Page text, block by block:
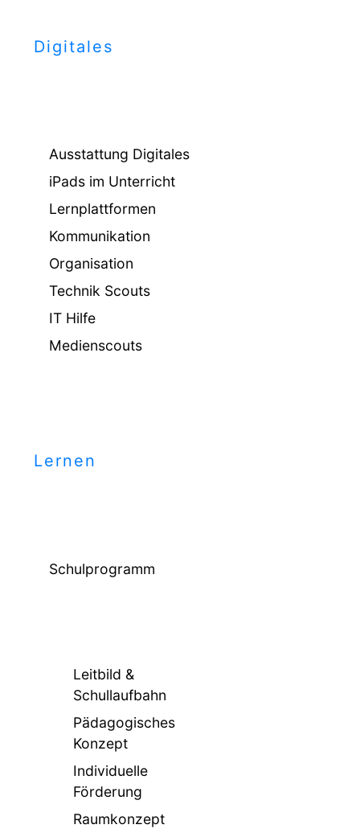
Digitales
Ausstattung Digitales
iPads im Unterricht
Lernplattformen
Kommunikation
Organisation
Technik Scouts
IT Hilfe
Medienscouts
Lernen
Schulprogramm
Leitbild &
Schullaufbahn
Pädagogisches
Konzept
Individuelle
Förderung
Raumkonzept